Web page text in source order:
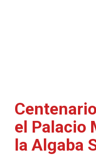
el Palacio
la Algaba